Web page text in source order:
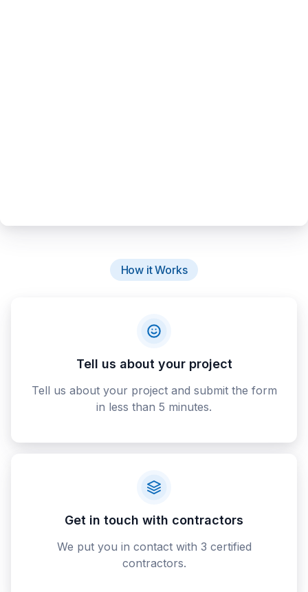
How it Works
Tell us about your project
Tell us about your project and submit the form
in less than 5 minutes.
Get in touch with contractors
We put you in contact with 3 certified
contractors.